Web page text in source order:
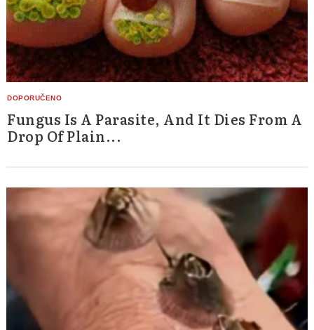
Fungus Is A Parasite, And It Dies From A
Drop Of Plain...